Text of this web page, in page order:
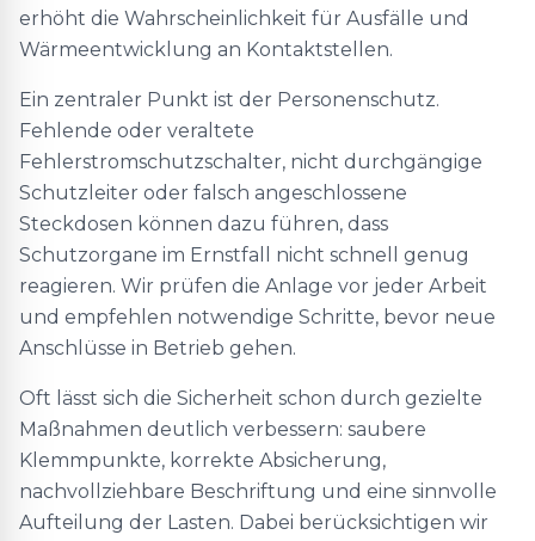
erhöht die Wahrscheinlichkeit für Ausfälle und
Wärmeentwicklung an Kontaktstellen.
Ein zentraler Punkt ist der Personenschutz.
Fehlende oder veraltete
Fehlerstromschutzschalter, nicht durchgängige
Schutzleiter oder falsch angeschlossene
Steckdosen können dazu führen, dass
Schutzorgane im Ernstfall nicht schnell genug
reagieren. Wir prüfen die Anlage vor jeder Arbeit
und empfehlen notwendige Schritte, bevor neue
Anschlüsse in Betrieb gehen.
Oft lässt sich die Sicherheit schon durch gezielte
Maßnahmen deutlich verbessern: saubere
Klemmpunkte, korrekte Absicherung,
nachvollziehbare Beschriftung und eine sinnvolle
Aufteilung der Lasten. Dabei berücksichtigen wir